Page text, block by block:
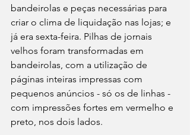
bandeirolas e peças necessárias para
criar o clima de liquidação nas lojas; e
já era sexta-feira. Pilhas de jornais
velhos foram transformadas em
bandeirolas, com a utilização de
páginas inteiras impressas com
pequenos anúncios - só os de linhas -
com impressões fortes em vermelho e
preto, nos dois lados.